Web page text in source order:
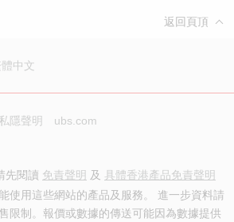
返回頁頂
中文
私隱聲明 ubs.com
先閱讀 免責聲明 及 具體香港產品免責聲明
使用這些網站的產品及服務。 進一步資料請
限制。報價或數據的傳送可能因為數據提供